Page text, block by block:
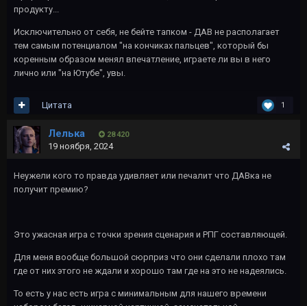
продукту...
Исключительно от себя, не бейте тапком - ДАВ не располагает
тем самым потенциалом "на кончиках пальцев", который бы
коренным образом менял впечатление, играете ли вы в него
лично или "на Ютубе", увы.
1
Цитата
Лелька 28 420
19 ноября, 2024
Неужели кого то правда удивляет или печалит что ДАВка не
получит премию?
Это ужасная игра с точки зрения сценария и РПГ составляющей.
Для меня вообще большой сюрприз что они сделали плохо там
где от них этого не ждали и хорошо там где на это не надеялись.
То есть у нас есть игра с минимальным для нашего времени